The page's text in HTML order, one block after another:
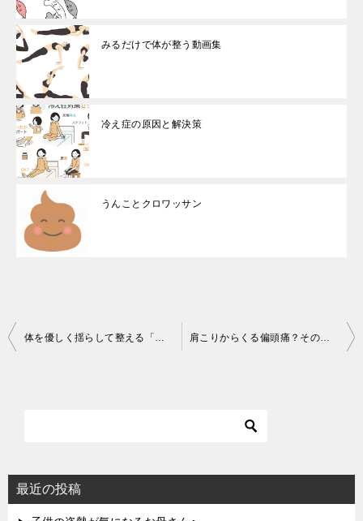
みるだけで体が整う動画集
冷え症の原因と解決策
うんことクロワッサン
投
シ
ョ
体を優しく揺らして整える「ふるふる体操」 – 整体師の視点から解説 肩こりからくる偏頭痛？その意外な原因と整体での整え方
最近の投稿